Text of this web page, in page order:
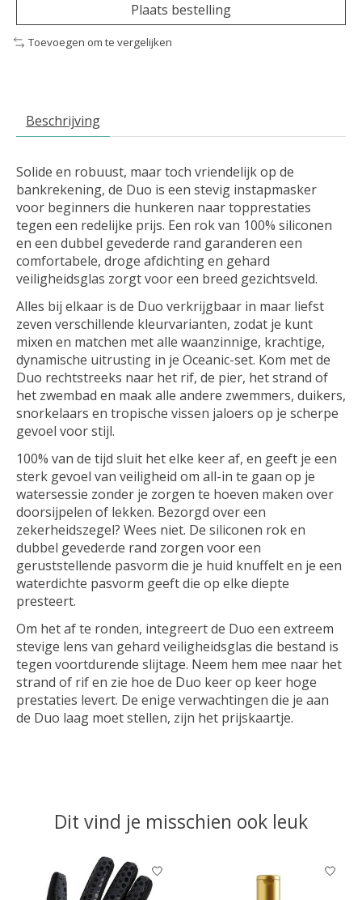
Plaats bestelling
Toevoegen om te vergelijken
Beschrijving
Solide en robuust, maar toch vriendelijk op de
bankrekening, de Duo is een stevig instapmasker
voor beginners die hunkeren naar topprestaties
tegen een redelijke prijs. Een rok van 100% siliconen
en een dubbel gevederde rand garanderen een
comfortabele, droge afdichting en gehard
veiligheidsglas zorgt voor een breed gezichtsveld.
Alles bij elkaar is de Duo verkrijgbaar in maar liefst
zeven verschillende kleurvarianten, zodat je kunt
mixen en matchen met alle waanzinnige, krachtige,
dynamische uitrusting in je Oceanic-set. Kom met de
Duo rechtstreeks naar het rif, de pier, het strand of
het zwembad en maak alle andere zwemmers, duikers,
snorkelaars en tropische vissen jaloers op je scherpe
gevoel voor stijl.
100% van de tijd sluit het elke keer af, en geeft je een
sterk gevoel van veiligheid om all-in te gaan op je
watersessie zonder je zorgen te hoeven maken over
doorsijpelen of lekken. Bezorgd over een
zekerheidszegel? Wees niet. De siliconen rok en
dubbel gevederde rand zorgen voor een
geruststellende pasvorm die je huid knuffelt en je een
waterdichte pasvorm geeft die op elke diepte
presteert.
Om het af te ronden, integreert de Duo een extreem
stevige lens van gehard veiligheidsglas die bestand is
tegen voortdurende slijtage. Neem hem mee naar het
strand of rif en zie hoe de Duo keer op keer hoge
prestaties levert. De enige verwachtingen die je aan
de Duo laag moet stellen, zijn het prijskaartje.
Dit vind je misschien ook leuk
Items van productcarrousel